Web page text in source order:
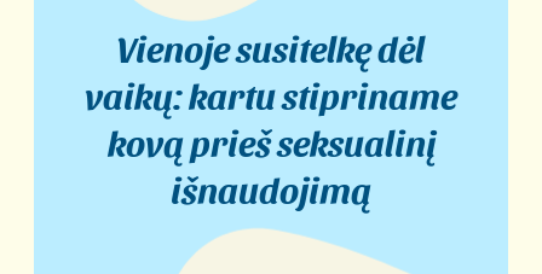
Vienoje susitelkę dėl
vaikų: kartu stipriname
kovą prieš seksualinį
išnaudojimą